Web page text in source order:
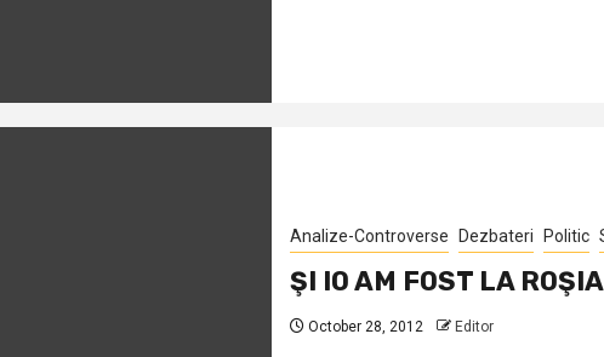
Analize-Controverse Dezbateri Politic
ŞI IO AM FOST LA
October 28, 2012 Editor